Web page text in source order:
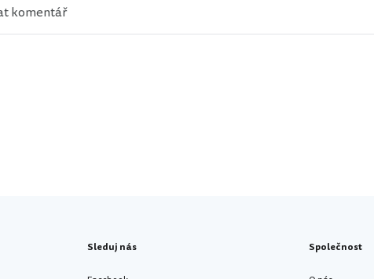
Sleduj nás Společnost